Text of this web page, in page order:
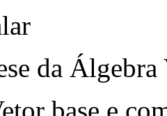
da Álgebra